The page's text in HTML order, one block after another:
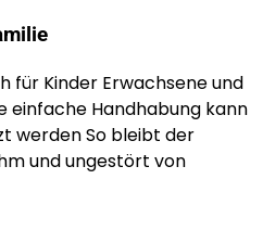
für Kinder Erwachsene und
einfache Handhabung kann
werden So bleibt der
und ungestört von